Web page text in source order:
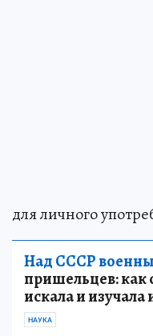
для личного
Над СССР
пришельцев: как
искала и
НАУКА